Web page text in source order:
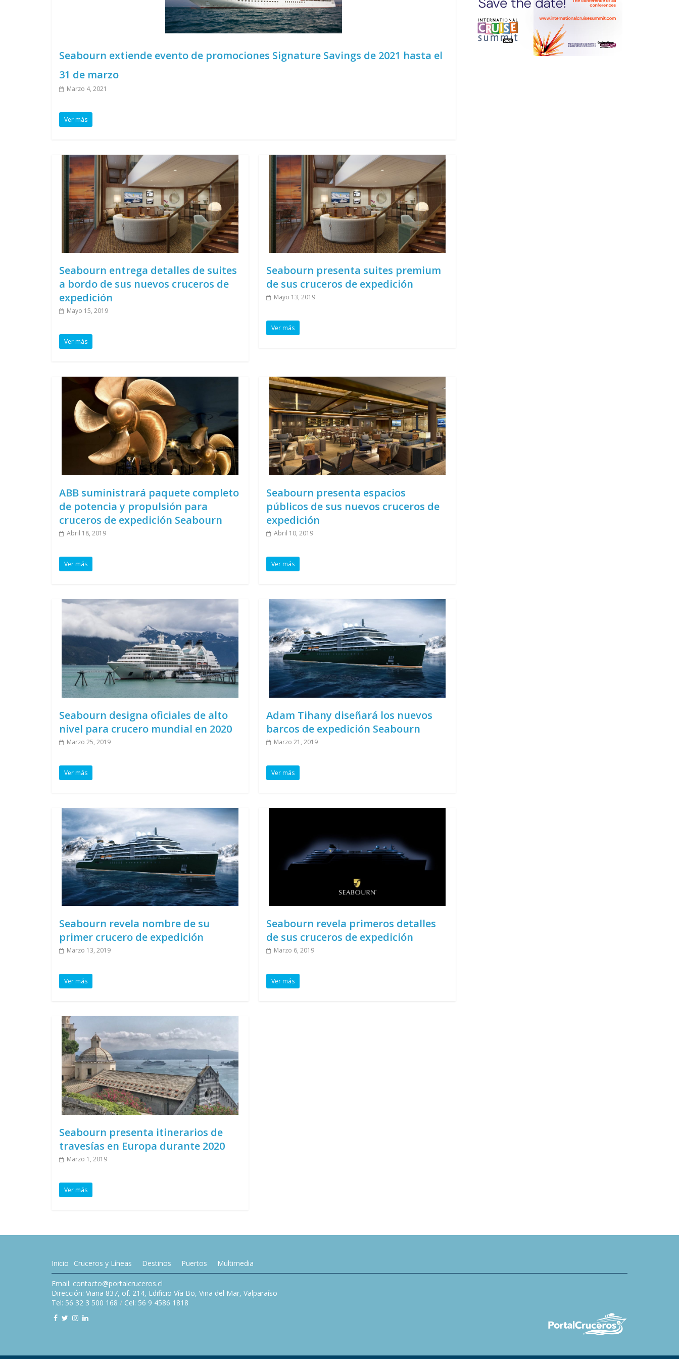
Seabourn extiende evento de promociones Signature Savings de 2021 hasta el
31 de marzo
Marzo 4, 2021
Ver más
Seabourn entrega detalles de suites
a bordo de sus nuevos cruceros de
expedición
Mayo 15, 2019
Ver más
Seabourn presenta suites premium
de sus cruceros de expedición
Mayo 13, 2019
Ver más
ABB suministrará paquete completo
de potencia y propulsión para
cruceros de expedición Seabourn
Abril 18, 2019
Ver más
Seabourn presenta espacios
públicos de sus nuevos cruceros de
expedición
Abril 10, 2019
Ver más
Seabourn designa oficiales de alto
nivel para crucero mundial en 2020
Marzo 25, 2019
Ver más
Adam Tihany diseñará los nuevos
barcos de expedición Seabourn
Marzo 21, 2019
Ver más
Seabourn revela nombre de su
primer crucero de expedición
Marzo 13, 2019
Ver más
Seabourn revela primeros detalles
de sus cruceros de expedición
Marzo 6, 2019
Ver más
Seabourn presenta itinerarios de
travesías en Europa durante 2020
Marzo 1, 2019
Ver más
Inicio Cruceros y Líneas Destinos Puertos Multimedia
Email: contacto@portalcruceros.cl
Dirección: Viana 837, of. 214, Edificio Vía Bo, Viña del Mar, Valparaíso
Tel: 56 32 3 500 168 / Cel: 56 9 4586 1818